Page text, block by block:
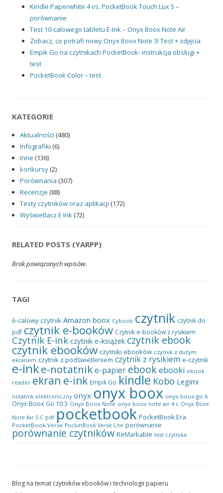
Kindle Paperwhite 4 vs. PocketBook Touch Lux 5 –
porównanie
Test 10-calowego tabletu E-Ink – Onyx Boox Note Air
Zobacz, co potrafi nowy Onyx Boox Note 3! Test + zdjęcia
Empik Go na czytnikach PocketBook- instrukcja obsługi +
test
PocketBook Color – test
KATEGORIE
Aktualności (480)
Infografiki (6)
Inne (136)
konkursy(2)
Porównania (307)
Recenzje (88)
Testy czytników oraz aplikacji (172)
Wyświetlacz E Ink(72)
RELATED POSTS (YARPP)
Brak powiązanych wpisów.
TAGI
6-calowy czytnik Amazon boox Cybook czytnik czytnik do
pdf czytnik e-booków Czytnik e-booków z rysikiem
Czytnik E-ink czytnik e-książek czytnik ebook
czytnik ebooków czytniki ebooków czytnik z dużym
ekranem czytnik z podświetleniem czytnik z rysikiem e-czytnik
e-inke-notatnike-papier ebookebooki ebook
reader ekran e-ink Empik Go kindle Kobo Legimi
notatnik elektroniczny onyx onyx boox onyx boox go 6
Onyx Boox Go 10.3 Onyx Boox Note onyx boox note air 4 c Onyx Boox
Note Air 5 C pdf pocketbook PocketBook Era
PocketBook Verse PocketBook Verse Lite porównanie
porównanie czytników ReMarkable test czytnika
Blog na temat czytników ebooków i technologii papieru